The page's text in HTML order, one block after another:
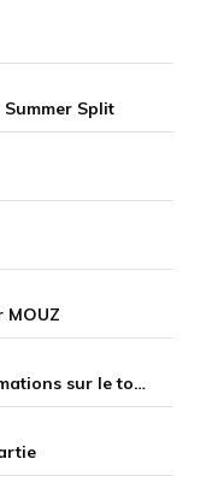
Split
MOUZ
BLAST Open Porto : toutes les informations sur le tournoi